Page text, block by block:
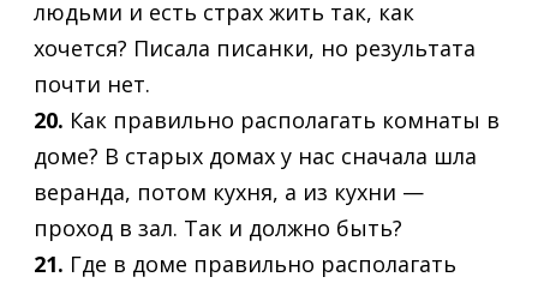
людьми и есть страх жить так, как
хочется? Писала писанки, но результата
почти нет.
20. Как правильно располагать комнаты в
доме? В старых домах у нас сначала шла
веранда, потом кухня, а из кухни —
проход в зал. Так и должно быть?
21. Где в доме правильно располагать